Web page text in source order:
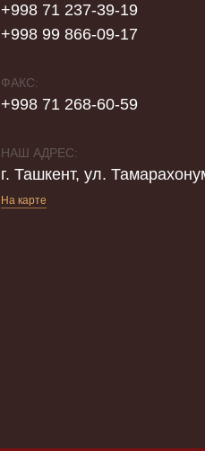
+998 71 237-39-19
+998 99 866-09-17
ФАКС:
+998 71 268-60-59
НАШ АДРЕС:
г. Ташкент, ул.
На карте